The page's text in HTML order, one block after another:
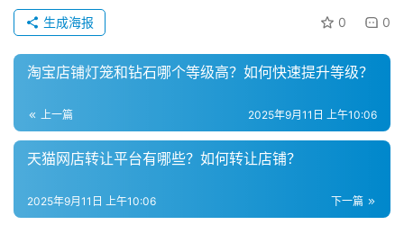
0 0
生成海报
淘宝店铺灯笼和钻石哪个等级高？如何快速提升等级？
上一篇 2025年9月11日 上午10:06
天猫网店转让平台有哪些？如何转让店铺？
下一篇
2025年9月11日 上午10:06